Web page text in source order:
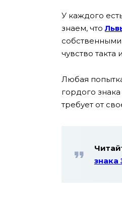
У каждого
знаем, что
чувство
Любая
гордого
требует от
знака